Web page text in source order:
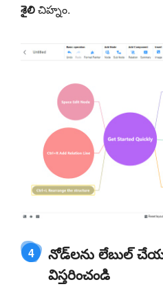
శైలిచిహ్నం.
4
నోడ్‌లను లేబుల్
విస్తరించండి